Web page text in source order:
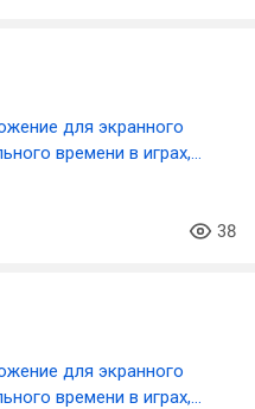
для экранного
времени в играх,
38
для экранного
времени в играх,